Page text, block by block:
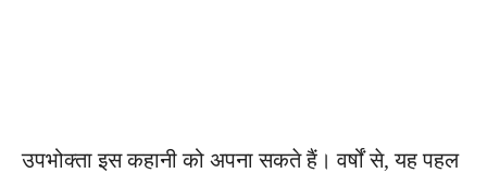
उपभोक्ता इस कहानी को अपना सकते हैं। वर्षों से, यह पहल